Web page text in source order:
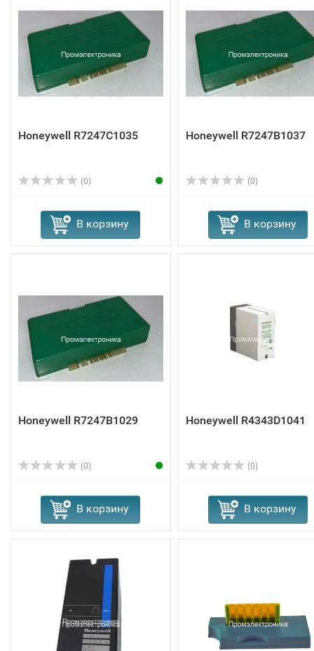
Honeywell R7247C1035
(0)
В корзину
Honeywell R7247B1037
(0)
В корзину
Honeywell R7247B1029
(0)
В корзину
Honeywell R4343D1041
(0)
В корзину